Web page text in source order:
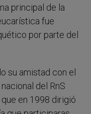
principal de la
fue
por parte del
su amistad con el
del RnS
en 1998 dirigió